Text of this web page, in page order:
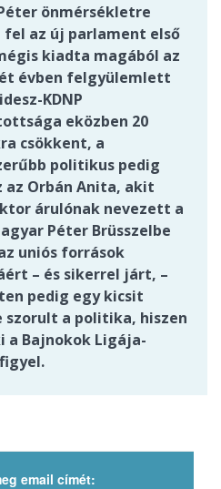
önmérsékletre
az új parlament első
kiadta magából az
évben felgyülemlett
KDNP
eközben 20
csökkent, a
politikus pedig
az Orbán Anita, akit
árulónak nevezett a
Péter Brüsszelbe
uniós források
– és sikerrel járt, –
pedig egy kicsit
szorult a politika, hiszen
a Bajnokok Ligája-
email címét: